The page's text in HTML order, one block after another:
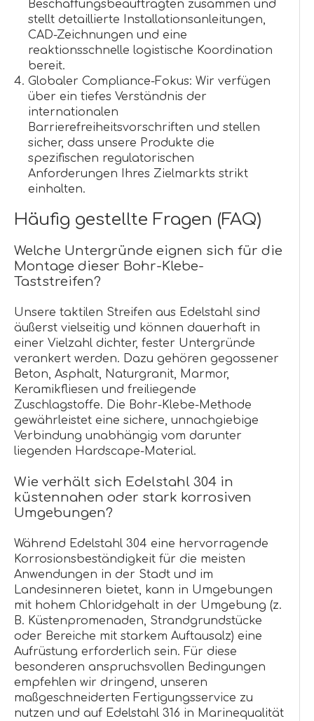
Beschaffungsbeauftragten zusammen und
stellt detaillierte Installationsanleitungen,
CAD-Zeichnungen und eine
reaktionsschnelle logistische Koordination
bereit.
Globaler Compliance-Fokus: Wir verfügen
über ein tiefes Verständnis der
internationalen
Barrierefreiheitsvorschriften und stellen
sicher, dass unsere Produkte die
spezifischen regulatorischen
Anforderungen Ihres Zielmarkts strikt
einhalten.
Häufig gestellte Fragen (FAQ)
Welche Untergründe eignen sich für die
Montage dieser Bohr-Klebe-
Taststreifen?
Unsere taktilen Streifen aus Edelstahl sind
äußerst vielseitig und können dauerhaft in
einer Vielzahl dichter, fester Untergründe
verankert werden. Dazu gehören gegossener
Beton, Asphalt, Naturgranit, Marmor,
Keramikfliesen und freiliegende
Zuschlagstoffe. Die Bohr-Klebe-Methode
gewährleistet eine sichere, unnachgiebige
Verbindung unabhängig vom darunter
liegenden Hardscape-Material.
Wie verhält sich Edelstahl 304 in
küstennahen oder stark korrosiven
Umgebungen?
Während Edelstahl 304 eine hervorragende
Korrosionsbeständigkeit für die meisten
Anwendungen in der Stadt und im
Landesinneren bietet, kann in Umgebungen
mit hohem Chloridgehalt in der Umgebung (z.
B. Küstenpromenaden, Strandgrundstücke
oder Bereiche mit starkem Auftausalz) eine
Aufrüstung erforderlich sein. Für diese
besonderen anspruchsvollen Bedingungen
empfehlen wir dringend, unseren
maßgeschneiderten Fertigungsservice zu
nutzen und auf Edelstahl 316 in Marinequalität